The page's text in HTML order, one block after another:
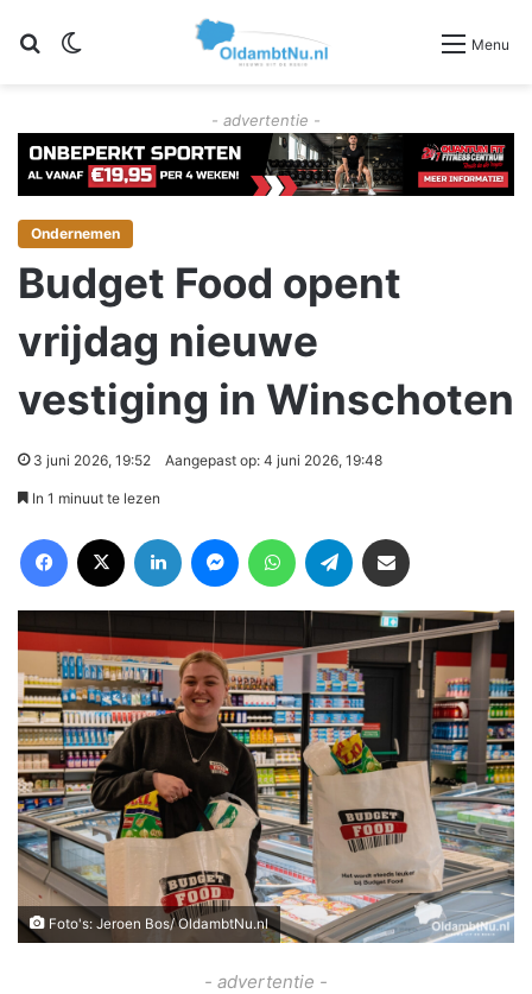
Zoeken Menu
- advertentie -
Ondernemen
Budget Food opent
vrijdag nieuwe
vestiging in Winschoten
3 juni 2026, 19:52 Aangepast op: 4 juni 2026, 19:48
In 1 minuut te lezen
Foto's: Jeroen Bos/ OldambtNu.nl
- advertentie -